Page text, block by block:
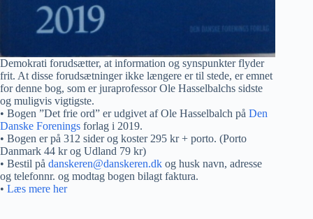
Demokrati forudsætter, at information og synspunkter flyder
frit. At disse forudsætninger ikke længere er til stede, er emnet
for denne bog, som er juraprofessor Ole Hasselbalchs sidste
og muligvis vigtigste.
• Bogen ”Det frie ord” er udgivet af Ole Hasselbalch på Den
Danske Forenings forlag i 2019.
• Bogen er på 312 sider og koster 295 kr + porto. (Porto
Danmark 44 kr og Udland 79 kr)
• Bestil på danskeren@danskeren.dk og husk navn, adresse
og telefonnr. og modtag bogen bilagt faktura.
• Læs mere her